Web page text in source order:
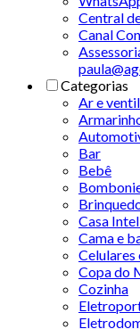
Central
Canal
Categorias
Ar e
Bar
Bebê
Casa
Cama e
Celulares
Copa do
Cozinha